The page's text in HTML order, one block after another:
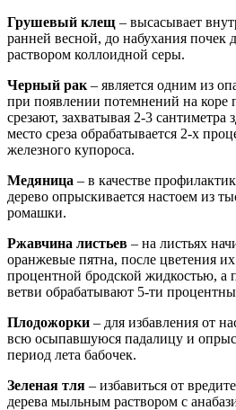
Грушевый клещ – высасывает
ранней весной, до набухания почек
раствором коллоидной серы.
Черный рак – является одним из
при появлении потемнений на коре
срезают, захватывая 2-3 сантиметра
место среза обрабатывается 2-х
железного купороса.
Медяница – в качестве
дерево опрыскивается настоем из
ромашки.
Ржавчина листьев – на листьях
оранжевые пятна, после цветения
процентной бродской жидкостью, а
ветви обрабатывают 5-ти
Плодожорки – для избавления от
всю осыпавшуюся падалицу и
период лета бабочек.
Зеленая тля – избавиться от
дерева мыльным раствором с